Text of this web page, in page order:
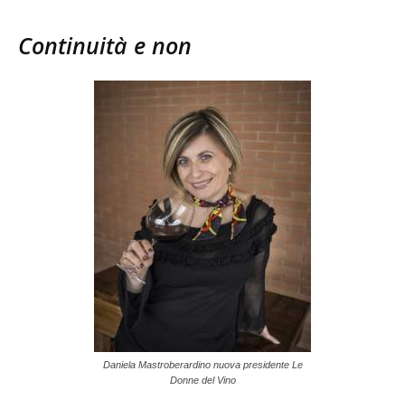
Continuità e non
Daniela Mastroberardino nuova presidente Le
Donne del Vino